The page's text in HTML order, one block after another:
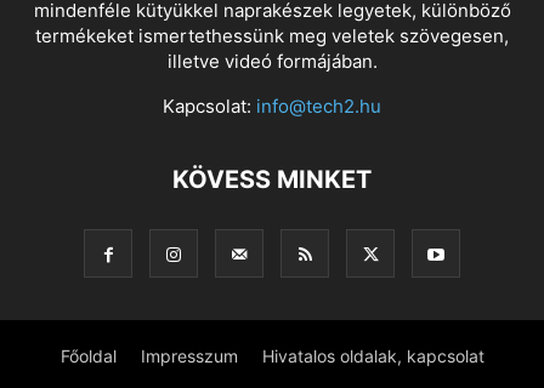
mindenféle kütyükkel naprakészek legyetek, különböző
termékeket ismertethessünk meg veletek szövegesen,
illetve videó formájában.
Kapcsolat: info@tech2.hu
KÖVESS MINKET
Főoldal Impresszum Hivatalos oldalak, kapcsolat